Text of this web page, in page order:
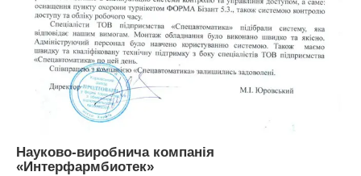
Науково-виробнича компанія
«Интерфармбиотек»